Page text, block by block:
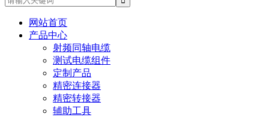
网站首页
产品中心
射频同轴电缆
测试电缆组件
定制产品
精密连接器
精密转接器
辅助工具